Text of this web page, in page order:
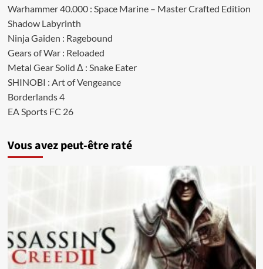
Warhammer 40.000 : Space Marine – Master Crafted Edition
Shadow Labyrinth
Ninja Gaiden : Ragebound
Gears of War : Reloaded
Metal Gear Solid Δ : Snake Eater
SHINOBI : Art of Vengeance
Borderlands 4
EA Sports FC 26
Vous avez peut-être raté